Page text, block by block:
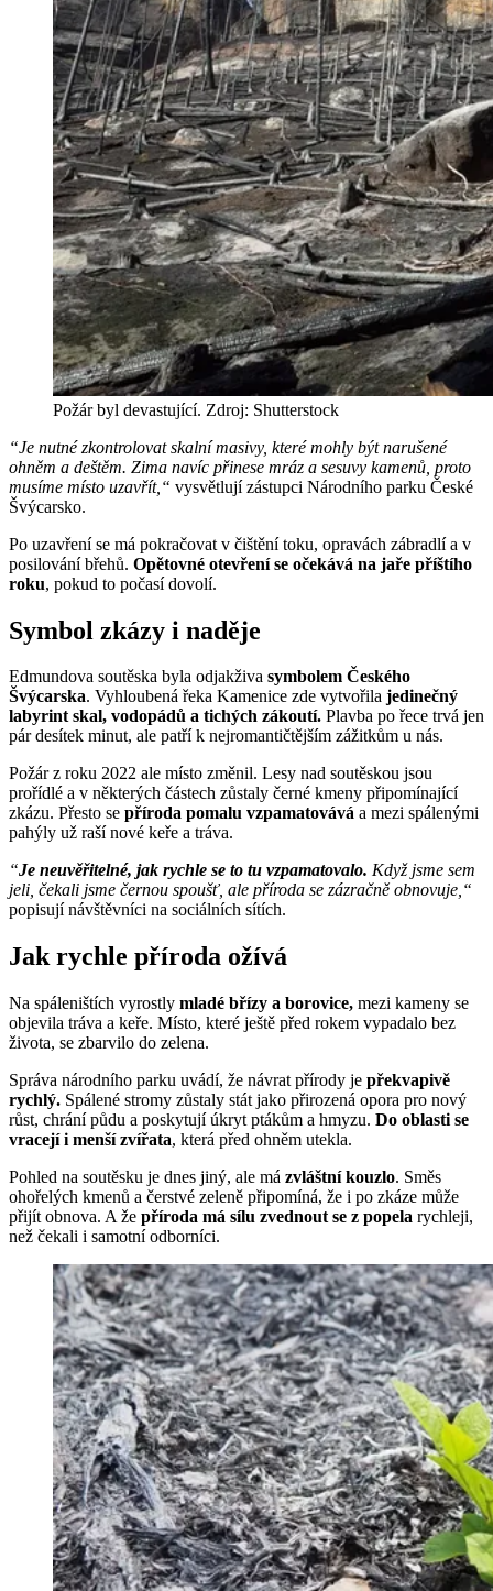
Požár byl devastující. Zdroj: Shutterstock
“Je nutné zkontrolovat skalní masivy, které mohly být narušené
ohněm a deštěm. Zima navíc přinese mráz a sesuvy kamenů, proto
musíme místo uzavřít,“ vysvětlují zástupci Národního parku České
Švýcarsko.
Po uzavření se má pokračovat v čištění toku, opravách zábradlí a v
posilování břehů. Opětovné otevření se očekává na jaře příštího
roku, pokud to počasí dovolí.
Symbol zkázy i naděje
Edmundova soutěska byla odjakživa symbolem Českého
Švýcarska. Vyhloubená řeka Kamenice zde vytvořila jedinečný
labyrint skal, vodopádů a tichých zákoutí. Plavba po řece trvá jen
pár desítek minut, ale patří k nejromantičtějším zážitkům u nás.
Požár z roku 2022 ale místo změnil. Lesy nad soutěskou jsou
prořídlé a v některých částech zůstaly černé kmeny připomínající
zkázu. Přesto se příroda pomalu vzpamatovává a mezi spálenými
pahýly už raší nové keře a tráva.
“Je neuvěřitelné, jak rychle se to tu vzpamatovalo. Když jsme sem
jeli, čekali jsme černou spoušť, ale příroda se zázračně obnovuje,“
popisují návštěvníci na sociálních sítích.
Jak rychle příroda ožívá
Na spáleništích vyrostly mladé břízy a borovice, mezi kameny se
objevila tráva a keře. Místo, které ještě před rokem vypadalo bez
života, se zbarvilo do zelena.
Správa národního parku uvádí, že návrat přírody je překvapivě
rychlý. Spálené stromy zůstaly stát jako přirozená opora pro nový
růst, chrání půdu a poskytují úkryt ptákům a hmyzu. Do oblasti se
vracejí i menší zvířata, která před ohněm utekla.
Pohled na soutěsku je dnes jiný, ale má zvláštní kouzlo. Směs
ohořelých kmenů a čerstvé zeleně připomíná, že i po zkáze může
přijít obnova. A že příroda má sílu zvednout se z popela rychleji,
než čekali i samotní odborníci.